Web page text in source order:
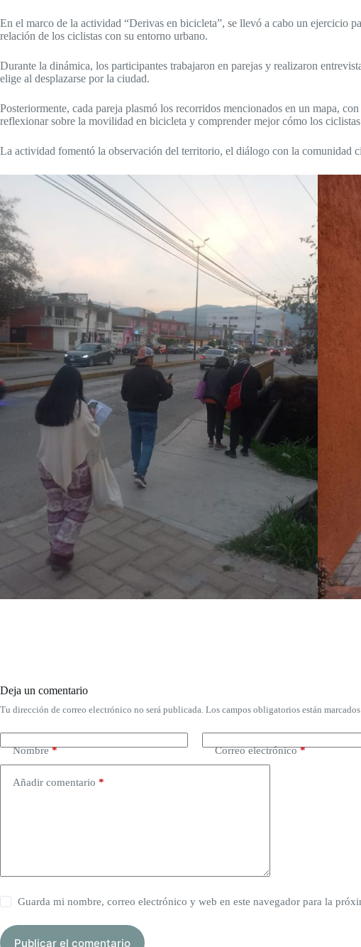
En el marco de la actividad “Derivas en bicicleta”, se llevó a cabo un ejercicio
relación de los ciclistas con su entorno urbano.
Durante la dinámica, los participantes trabajaron en parejas y realizaron
elige al desplazarse por la ciudad.
Posteriormente, cada pareja plasmó los recorridos mencionados en un mapa,
reflexionar sobre la movilidad en bicicleta y comprender mejor cómo los
La actividad fomentó la observación del territorio, el diálogo con la comunidad
Deja un comentario
Tu dirección de correo electrónico no será publicada. Los campos obligatorios están
Nombre* Correo electrónico*
Añadir comentario *
Guarda mi nombre, correo electrónico y web en este navegador para la
Publicar el comentario